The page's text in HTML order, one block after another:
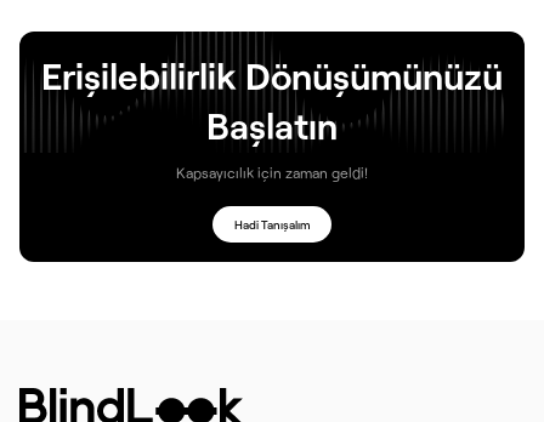
Erişilebilirlik Dönüşümünüzü
Başlatın
Kapsayıcılık için zaman geldi!
Hadi Tanışalım